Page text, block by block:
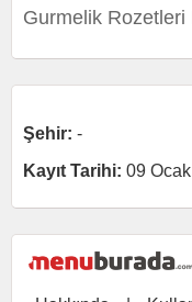
Gurmelik
Şehir: -
Kayıt Tarihi: 09